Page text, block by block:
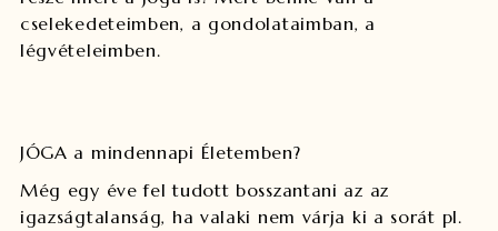
cselekedeteimben, a gondolataimban, a
légvételeimben.
JÓGA a mindennapi Életemben?
Még egy éve fel tudott bosszantani az az
igazságtalanság, ha valaki nem várja ki a sorát pl.